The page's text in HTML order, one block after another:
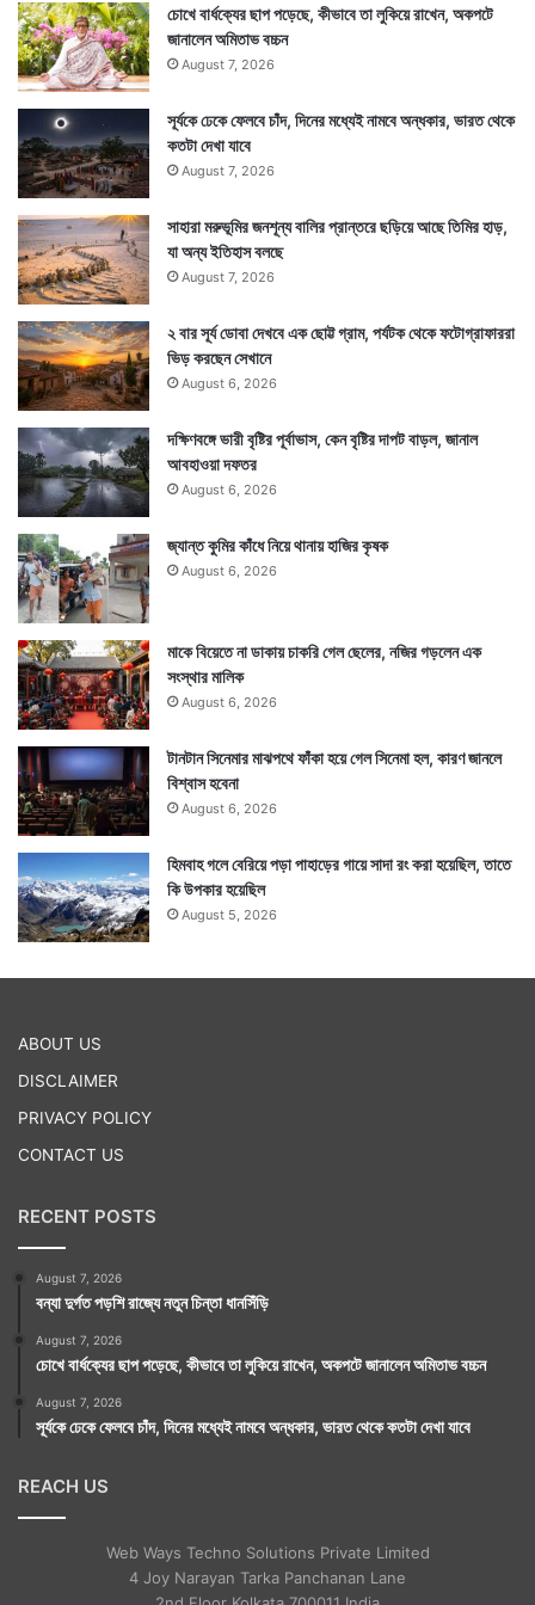
মনে করা হয় রামায়ণে এই জায়গাতেই লক্ষ্মণ সূর্পণখার নাক কেটে
দিয়েছিলেন। লক্ষ্মণ মন্দিরের মধ্যেই এই অংশকে বলা হয় সূর্পণখা
মন্দির। যা দেখতে মানুষের ঢল নামে।
তপোবন স্থানটি নাসিকের যে অংশে রয়েছে সেই স্থান এখন আর
জঙ্গলাকীর্ণ নয়। বরং সেখানে একাধিক বাগান তৈরি করে তা সাজিয়ে
তুলেছে পুরসভা।
বহু মানুষ নাসিকে এলে গোদাবরীর তীরে এই লক্ষ্মণ মন্দিরে হাজির
হন। ঘুরে দেখেন চারধার। আর অবশ্যই হাজির হন সূর্পণখা মন্দিরের
সূর্পণখার নাককাটার সেই কাহিনির মূল ভূমিকে।
দে
র
সং
গ
ঠ
ন
চোখে বার্ধক্যের ছাপ পড়েছে, কীভাবে তা লুকিয়ে রাখেন, অকপটে
জানালেন অমিতাভ বচ্চন
August 7, 2026
সূর্যকে ঢেকে ফেলবে চাঁদ, দিনের মধ্যেই নামবে অন্ধকার, ভারত থেকে
কতটা দেখা যাবে
August 7, 2026
সাহারা মরুভূমির জনশূন্য বালির প্রান্তরে ছড়িয়ে আছে তিমির হাড়,
যা অন্য ইতিহাস বলছে
August 7, 2026
২ বার সূর্য ডোবা দেখবে এক ছোট্ট গ্রাম, পর্যটক থেকে ফটোগ্রাফাররা
ভিড় করছেন সেখানে
August 6, 2026
দক্ষিণবঙ্গে ভারী বৃষ্টির পূর্বাভাস, কেন বৃষ্টির দাপট বাড়ল, জানাল
আবহাওয়া দফতর
August 6, 2026
জ্যান্ত কুমির কাঁধে নিয়ে থানায় হাজির কৃষক
August 6, 2026
মাকে বিয়েতে না ডাকায় চাকরি গেল ছেলের, নজির গড়লেন এক
সংস্থার মালিক
August 6, 2026
টানটান সিনেমার মাঝপথে ফাঁকা হয়ে গেল সিনেমা হল, কারণ জানলে
বিশ্বাস হবেনা
August 6, 2026
হিমবাহ গলে বেরিয়ে পড়া পাহাড়ের গায়ে সাদা রং করা হয়েছিল, তাতে
কি উপকার হয়েছিল
August 5, 2026
ABOUT US
DISCLAIMER
PRIVACY POLICY
CONTACT US
RECENT POSTS
August 7, 2026
বন্যা দুর্গত পড়শি রাজ্যে নতুন চিন্তা ধানসিঁড়ি
August 7, 2026
চোখে বার্ধক্যের ছাপ পড়েছে, কীভাবে তা লুকিয়ে রাখেন, অকপটে জানালেন অমিতাভ বচ্চন
August 7, 2026
সূর্যকে ঢেকে ফেলবে চাঁদ, দিনের মধ্যেই নামবে অন্ধকার, ভারত থেকে কতটা দেখা যাবে
REACH US
Web Ways Techno Solutions Private Limited
4 Joy Narayan Tarka Panchanan Lane